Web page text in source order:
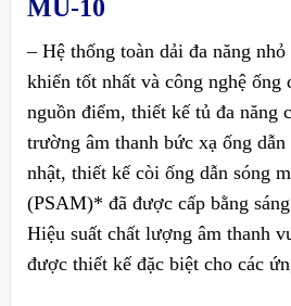
MU-10
– Hệ thống toàn dải đa năng
khiển tốt nhất và công nghệ ống
nguồn điểm, thiết kế tủ đa năng
trường âm thanh bức xạ ống
nhật, thiết kế còi ống dẫn sóng
(PSAM)* đã được cấp bằng
Hiệu suất chất lượng âm thanh
được thiết kế đặc biệt cho các